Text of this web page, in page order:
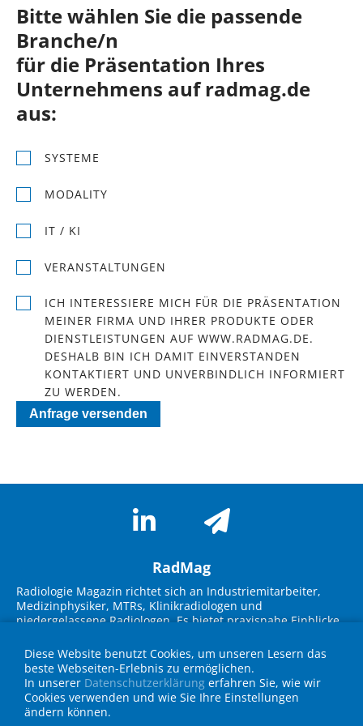
Bitte wählen Sie die passende
Branche/n
für die Präsentation Ihres
Unternehmens auf radmag.de
aus:
SYSTEME
MODALITY
IT / KI
VERANSTALTUNGEN
ICH INTERESSIERE MICH FÜR DIE PRÄSENTATION
MEINER FIRMA UND IHRER PRODUKTE ODER
DIENSTLEISTUNGEN AUF WWW.RADMAG.DE.
DESHALB BIN ICH DAMIT EINVERSTANDEN
KONTAKTIERT UND UNVERBINDLICH INFORMIERT
ZU WERDEN.
Anfrage versenden
RadMag
Radiologie Magazin richtet sich an Industriemitarbeiter,
Medizinphysiker, MTRs, Klinikradiologen und
niedergelassene Radiologen. Es bietet praxisnahe Einblicke
Lösungen. Im Fokus stehen Themen wie KI-Integration,
Workflow-Optimierung, strukturierte Befundung und
Strahlenschutz. Experteninterviews, Fallbeispiele und
Geräteübersichten unterstützen die Zielgruppe bei
Entscheidungen für die Praxis und fördern den
Diese Website benutzt Cookies, um unseren Lesern das
beste Webseiten-Erlebnis zu ermöglichen.
In unserer Datenschutzerklärung erfahren Sie, wie wir
Cookies verwenden und wie Sie Ihre Einstellungen
ändern können.